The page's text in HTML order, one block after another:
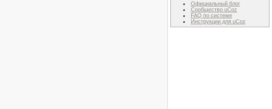
Официальный блог
Сообщество uCoz
FAQ по системе
Инструкции для uCoz